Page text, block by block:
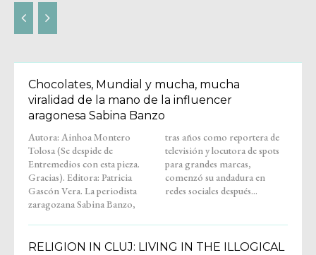
Chocolates, Mundial y mucha, mucha
viralidad de la mano de la influencer
aragonesa Sabina Banzo
Autora: Ainhoa Montero
Tolosa (Se despide de
Entremedios con esta pieza.
Gracias). Editora: Patricia
Gascón Vera. La periodista
zaragozana Sabina Banzo,
tras años como reportera de
televisión y locutora de spots
para grandes marcas,
comenzó su andadura en
redes sociales después...
RELIGION IN CLUJ: LIVING IN THE ILLOGICAL